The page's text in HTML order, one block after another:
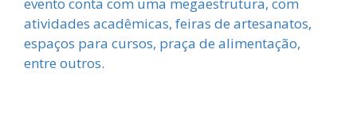
atividades acadêmicas, feiras de artesanatos,
espaços para cursos, praça de alimentação,
entre outros.